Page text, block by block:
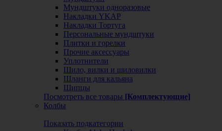
Мундштуки одноразовые
Накладки YKAP
Накладки Тортуга
Персональные мундштуки
Плитки и горелки
Прочие аксессуары
Уплотнители
Шило, вилки и шиловилки
Шланги для кальяна
Щипцы
Посмотреть все товары [Комплектующие]
Колбы
Показать подкатегории